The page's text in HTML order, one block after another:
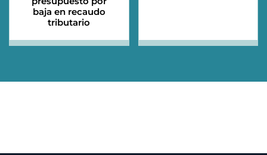
baja en recaudo
tributario